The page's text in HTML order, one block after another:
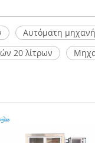
Αυτόματη
20 λίτρων